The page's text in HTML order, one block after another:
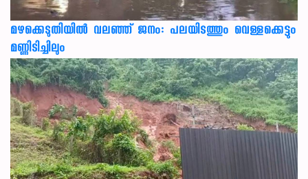
മഴക്കെടുതിയിൽ വലഞ്ഞ് ജനം: പലയിടത്തും വെള്ളക്കെട്ടും
മണ്ണിടിച്ചിലും